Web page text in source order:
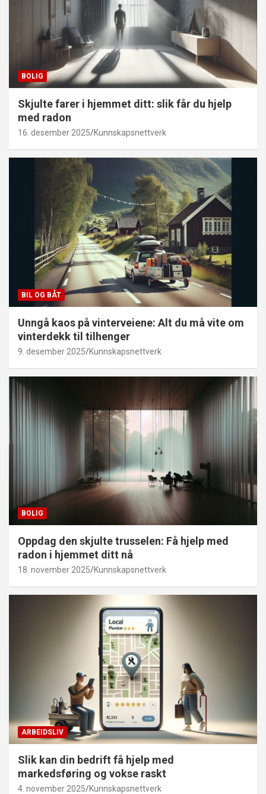
BOLIG
Skjulte farer i hjemmet ditt: slik får du hjelp
med radon
16. desember 2025 Kunnskapsnettverk
BIL OG BÅT
Unngå kaos på vinterveiene: Alt du må vite om
vinterdekk til tilhenger
9. desember 2025 Kunnskapsnettverk
BOLIG
Oppdag den skjulte trusselen: Få hjelp med
radon i hjemmet ditt nå
18. november 2025 Kunnskapsnettverk
ARBEIDSLIV
Slik kan din bedrift få hjelp med
markedsføring og vokse raskt
4. november 2025 Kunnskapsnettverk